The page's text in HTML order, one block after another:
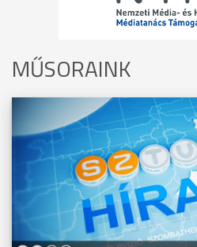
MŰSORAINK